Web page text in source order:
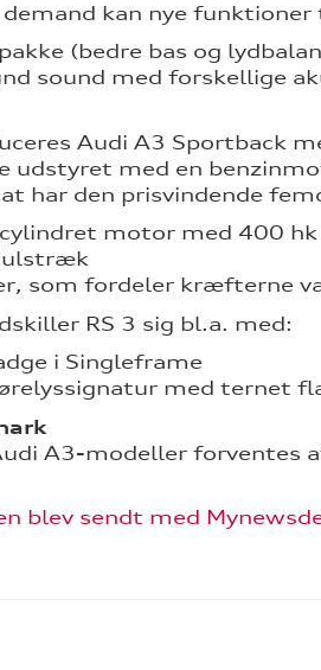
kan nye
(bedre bas og
sound med forskellige
Audi A3 Sportback
udstyret med en
har den prisvindende
motor med 400
som fordeler kræfterne
RS 3 sig bl.a. med:
i Singleframe
med ternet
A3-modeller
blev sendt med